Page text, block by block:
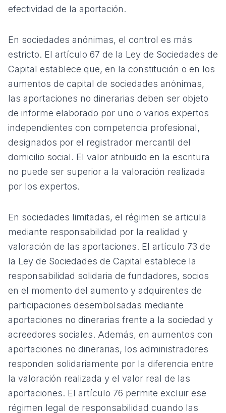
efectividad de la aportación.
En sociedades anónimas, el control es más
estricto. El artículo 67 de la Ley de Sociedades de
Capital establece que, en la constitución o en los
aumentos de capital de sociedades anónimas,
las aportaciones no dinerarias deben ser objeto
de informe elaborado por uno o varios expertos
independientes con competencia profesional,
designados por el registrador mercantil del
domicilio social. El valor atribuido en la escritura
no puede ser superior a la valoración realizada
por los expertos.
En sociedades limitadas, el régimen se articula
mediante responsabilidad por la realidad y
valoración de las aportaciones. El artículo 73 de
la Ley de Sociedades de Capital establece la
responsabilidad solidaria de fundadores, socios
en el momento del aumento y adquirentes de
participaciones desembolsadas mediante
aportaciones no dinerarias frente a la sociedad y
acreedores sociales. Además, en aumentos con
aportaciones no dinerarias, los administradores
responden solidariamente por la diferencia entre
la valoración realizada y el valor real de las
aportaciones. El artículo 76 permite excluir ese
régimen legal de responsabilidad cuando las